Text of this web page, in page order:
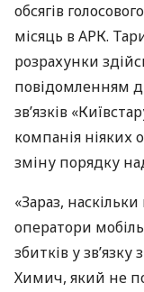
обсягів
місяць вАРК.
розрахунки
повідомленням
зв’язків
компанія ніяких
зміну порядку
«Зараз,
оператори
збитків у
Химич, який не